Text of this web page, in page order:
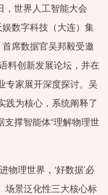
世界人工智能大会
娱数字科技（大连）集
席数据官吴邦毅受邀
料创新发展论坛，并在
专家展开深度探讨。吴
践为核心，系统阐释了
撑智能体“理解物理世
理世界，‘好数据’必
场景泛化性三大核心标